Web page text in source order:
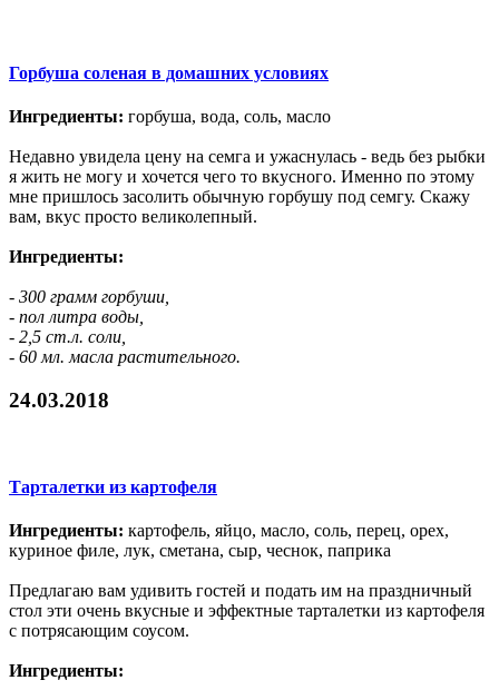
Горбуша соленая в домашних условиях
Ингредиенты: горбуша, вода, соль, масло
Недавно увидела цену на семга и ужаснулась - ведь без рыбки
я жить не могу и хочется чего то вкусного. Именно по этому
мне пришлось засолить обычную горбушу под семгу. Скажу
вам, вкус просто великолепный.
Ингредиенты:
- 300 грамм горбуши,
- пол литра воды,
- 2,5 ст.л. соли,
- 60 мл. масла растительного.
24.03.2018
Тарталетки из картофеля
Ингредиенты: картофель, яйцо, масло, соль, перец, орех,
куриное филе, лук, сметана, сыр, чеснок, паприка
Предлагаю вам удивить гостей и подать им на праздничный
стол эти очень вкусные и эффектные тарталетки из картофеля
с потрясающим соусом.
Ингредиенты: